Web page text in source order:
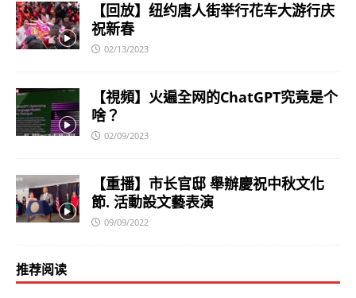
【回放】纽约唐人街举行花车大游行庆
祝新春
02/13/2023
【視頻】火遍全网的ChatGPT究竟是个
啥？
02/09/2023
【重播】市长官邸 舉辦慶祝中秋文化
節. 活動設文藝表演
09/09/2022
推荐阅读